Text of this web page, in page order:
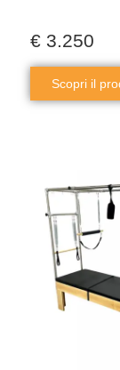
€ 3.250
Scopri il